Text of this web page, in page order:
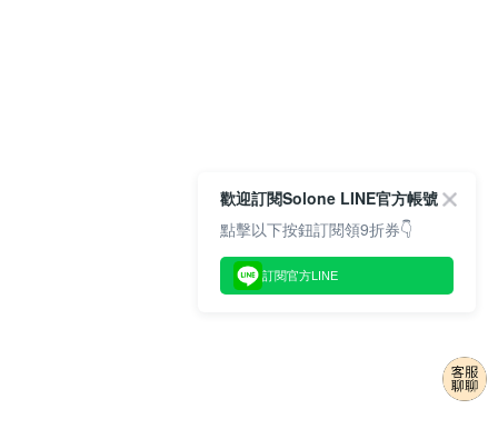
歡迎訂閱Solone LINE官方帳號
點擊以下按鈕訂閱領9折券👇
訂閱官方LINE